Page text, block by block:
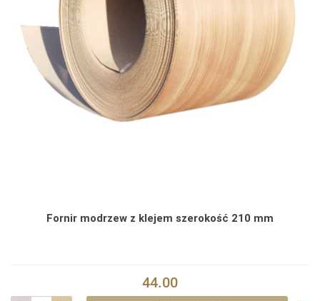
Fornir modrzew z klejem szerokość 210 mm
44.00